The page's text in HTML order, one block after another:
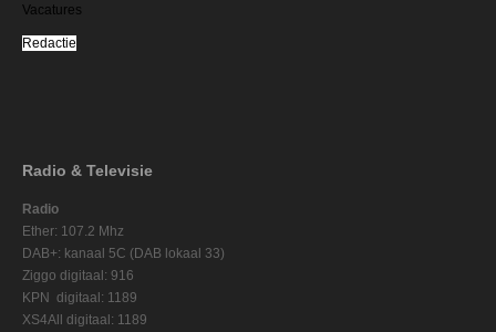
Vacatures
Redactie
Radio & Televisie
Radio
Ether: 107.2 Mhz
DAB+: kanaal 5C (DAB lokaal 33)
Ziggo digitaal: 916
KPN digitaal: 1189
XS4All digitaal: 1189